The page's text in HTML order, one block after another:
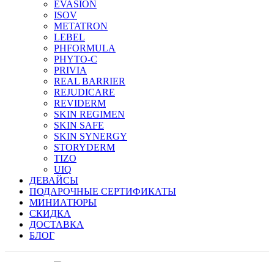
EVASION
ISOV
METATRON
LEBEL
PHFORMULA
PHYTO-C
PRIVIA
REAL BARRIER
REJUDICARE
REVIDERM
SKIN REGIMEN
SKIN SAFE
SKIN SYNERGY
STORYDERM
TIZO
UIQ
ДЕВАЙСЫ
ПОДАРОЧНЫЕ СЕРТИФИКАТЫ
МИНИАТЮРЫ
СКИДКА
ДОСТАВКА
БЛОГ